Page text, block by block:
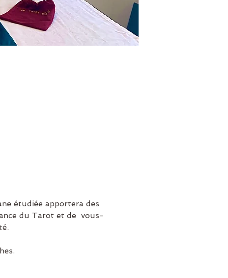
étudiée apportera des
du Tarot et de  vous-